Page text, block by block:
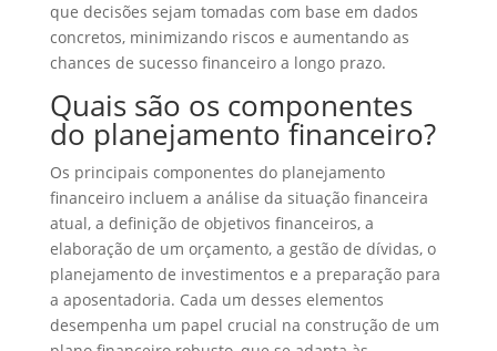
que decisões sejam tomadas com base em dados
concretos, minimizando riscos e aumentando as
chances de sucesso financeiro a longo prazo.
Quais são os componentes
do planejamento financeiro?
Os principais componentes do planejamento
financeiro incluem a análise da situação financeira
atual, a definição de objetivos financeiros, a
elaboração de um orçamento, a gestão de dívidas, o
planejamento de investimentos e a preparação para
a aposentadoria. Cada um desses elementos
desempenha um papel crucial na construção de um